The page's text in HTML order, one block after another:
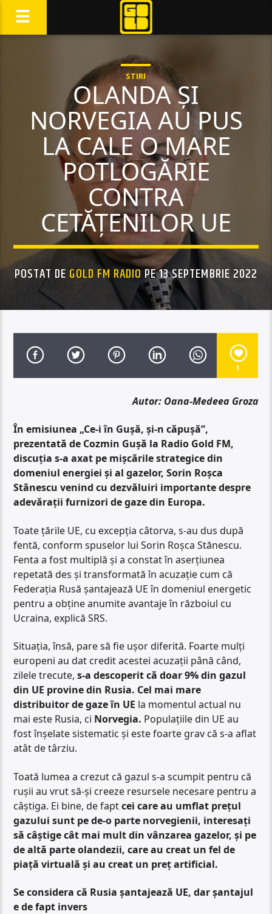
STIRI
OLANDA ȘI
NORVEGIA AU PUS
LA CALE O MARE
POTLOGĂRIE
CONTRA
CETĂȚENILOR UE
POSTAT DE GOLD FM RADIOPE 13 SEPTEMBRIE 2022
1
Autor: Oana-Medeea Groza
În emisiunea „Ce-i în Gușă, și-n căpușă”,
prezentată de Cozmin Gușă la Radio Gold FM,
discuția s-a axat pe mișcările strategice din
domeniul energiei și al gazelor, Sorin Roșca
Stănescu venind cu dezvăluiri importante despre
adevărații furnizori de gaze din Europa.
Toate țările UE, cu excepția câtorva, s-au dus după
fentă, conform spuselor lui Sorin Roșca Stănescu.
Fenta a fost multiplă și a constat în aserțiunea
repetată des și transformată în acuzație cum că
Federația Rusă șantajează UE în domeniul energetic
pentru a obține anumite avantaje în războiul cu
Ucraina, explică SRS.
Situația, însă, pare să fie ușor diferită. Foarte mulți
europeni au dat credit acestei acuzații până când,
zilele trecute,s-a descoperit că doar 9% din gazul
din UE provine din Rusia. Cel mai mare
distribuitor de gaze în UE la momentul actual nu
mai este Rusia, ci Norvegia. Populațiile din UE au
fost înșelate sistematic și este foarte grav că s-a aflat
atât de târziu.
Toată lumea a crezut că gazul s-a scumpit pentru că
rușii au vrut să-și creeze resursele necesare pentru a
câștiga. Ei bine, de faptcei care au umflat prețul
gazului sunt pe de-o parte norvegienii, interesați
să câștige cât mai mult din vânzarea gazelor, și pe
de altă parte olandezii, care au creat un fel de
piață virtuală și au creat un preț artificial.
Se considera că Rusia șantajează UE, dar șantajul
e de fapt invers